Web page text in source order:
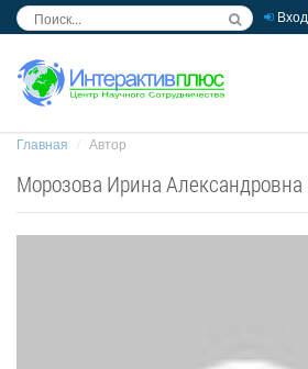
Вход
Главная Автор
Морозова Ирина Александровна